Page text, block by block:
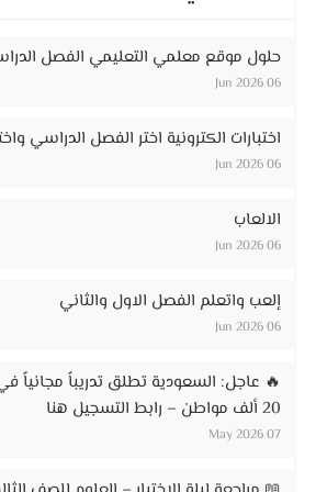
حلول موقع معلمي التعليمي الفصل
06 Jun 2026
اختبارات الكترونية اختر الفصل الدراسي
06 Jun 2026
الالعاب
06 Jun 2026
إلعب واتعلم الفصل الاول والثاني
06 Jun 2026
🔥 عاجل: السعودية تطلق تدريباً مجانياً
20 ألف مواطن – رابط التسجيل هنا
07 May 2026